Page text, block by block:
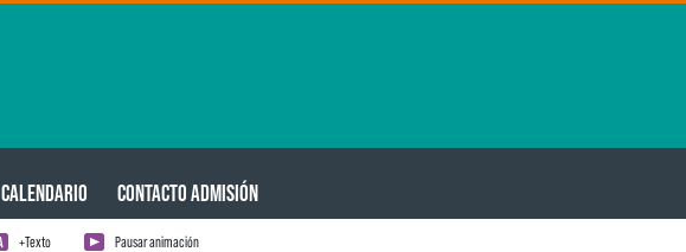
CALENDARIO CONTACTO ADMISIÓN
+Texto Pausar animación